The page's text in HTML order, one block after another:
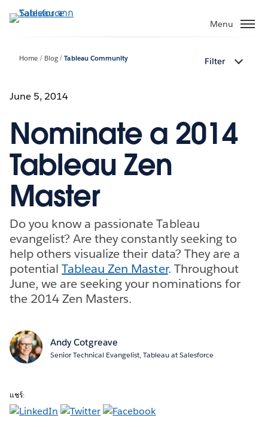
ไป
Menu
Home Blog Tableau Community Filter
June 5, 2014
Nominate a 2014
Tableau Zen
Master
Do you know a passionate Tableau
evangelist? Are they constantly seeking to
help others visualize their data? They are a
potentialTableau Zen Master. Throughout
June, we are seeking your nominations for
the 2014 Zen Masters.
Andy Cotgreave
Senior Technical Evangelist, Tableau at Salesforce
แชร์: